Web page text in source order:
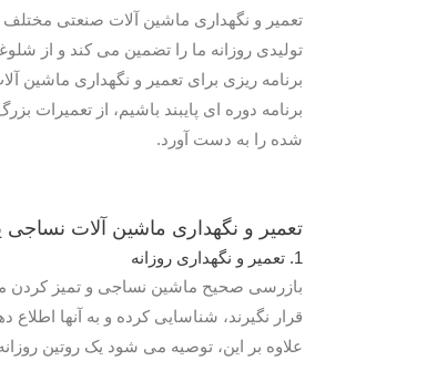
تعمیر و نگهداری ماشین آلات صنعتی
تولیدی روزانه ما را تضمین می کند و از
برنامه ریزی برای تعمیر و نگهداری ماشین
برنامه دوره ای پایبند باشیم، از تعمیرات
شده را به دست آورد.
تعمیر و نگهداری ماشین آلات نساجی یا به
1. تعمیر و نگهداری روزانه
بازرسی صحیح ماشین نساجی و تمیز کردن
قرار نگیرند، شناسایی کرده و به آنها
علاوه بر این، توصیه می شود یک روتین